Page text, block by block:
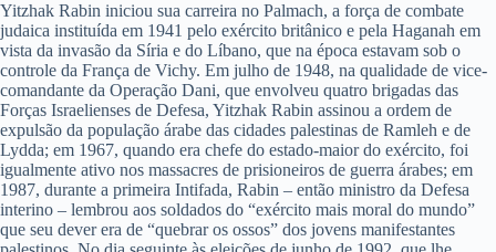
Yitzhak Rabin iniciou sua carreira no Palmach, a força de combate
judaica instituída em 1941 pelo exército britânico e pela Haganah em
vista da invasão da Síria e do Líbano, que na época estavam sob o
controle da França de Vichy. Em julho de 1948, na qualidade de vice-
comandante da Operação Dani, que envolveu quatro brigadas das
Forças Israelienses de Defesa, Yitzhak Rabin assinou a ordem de
expulsão da população árabe das cidades palestinas de Ramleh e de
Lydda; em 1967, quando era chefe do estado-maior do exército, foi
igualmente ativo nos massacres de prisioneiros de guerra árabes; em
1987, durante a primeira Intifada, Rabin – então ministro da Defesa
interino – lembrou aos soldados do “exército mais moral do mundo”
que seu dever era de “quebrar os ossos” dos jovens manifestantes